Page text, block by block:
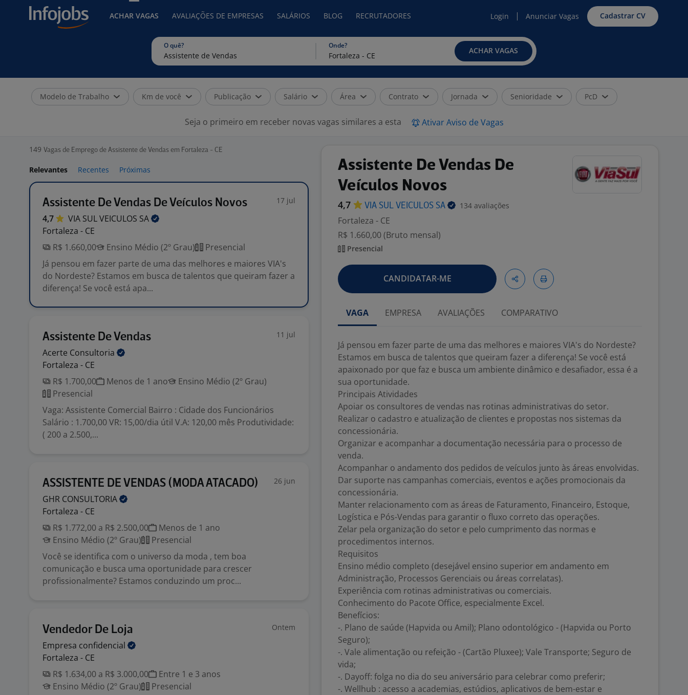
ACHAR VAGAS AVALIAÇÕES DE EMPRESAS SALÁRIOS BLOG RECRUTADORES Login Anunciar Vagas Cadastrar CV
O quê? Onde?
ACHAR VAGAS
Modelo de Trabalho Km de você Publicação Salário Área Contrato Jornada Senioridade PcD
Seja o primeiro em receber novas vagas similares a esta Ativar Aviso de Vagas
149 Vagas de Emprego de Assistente de Vendas em Fortaleza - CE
Relevantes Recentes Próximas
Assistente De Vendas De Veículos Novos 17 jul
4,7 VIA SUL VEICULOS SA
Fortaleza - CE
R$ 1.660,00
Ensino Médio (2º Grau)
Presencial
Já pensou em fazer parte de uma das melhores e maiores VIA's
do Nordeste? Estamos em busca de talentos que queiram fazer a
diferença! Se você está apa...
Assistente De Vendas 11 jul
Acerte Consultoria
Fortaleza - CE
R$ 1.700,00
Menos de 1 ano
Ensino Médio (2º Grau)
Presencial
Vaga: Assistente Comercial Bairro : Cidade dos Funcionários
Salário : 1.700,00 VR: 15,00/dia útil V.A: 120,00 mês Produtividade:
( 200 a 2.500,...
ASSISTENTE DE VENDAS (MODA ATACADO) 26 jun
GHR CONSULTORIA
Fortaleza - CE
R$ 1.772,00 a R$ 2.500,00
Menos de 1 ano
Ensino Médio (2º Grau)
Presencial
Você se identifica com o universo da moda , tem boa
comunicação e busca uma oportunidade para crescer
profissionalmente? Estamos conduzindo um proc...
Vendedor De Loja Ontem
Empresa confidencial
Fortaleza - CE
R$ 1.634,00 a R$ 3.000,00
Entre 1 e 3 anos
Ensino Médio (2º Grau)
Presencial
Assistente De Vendas De
Veículos Novos
4,7 VIA SUL VEICULOS SA 134 avaliações
Fortaleza - CE
R$ 1.660,00 (Bruto mensal)
Presencial
CANDIDATAR-ME
VAGA EMPRESA AVALIAÇÕES COMPARATIVO
Já pensou em fazer parte de uma das melhores e maiores VIA's do Nordeste?
Estamos em busca de talentos que queiram fazer a diferença! Se você está
apaixonado por que faz e busca um ambiente dinâmico e desafiador, essa é a
sua oportunidade.
Principais Atividades
Apoiar os consultores de vendas nas rotinas administrativas do setor.
Realizar o cadastro e atualização de clientes e propostas nos sistemas da
concessionária.
Organizar e acompanhar a documentação necessária para o processo de
venda.
Acompanhar o andamento dos pedidos de veículos junto às áreas envolvidas.
Dar suporte nas campanhas comerciais, eventos e ações promocionais da
concessionária.
Manter relacionamento com as áreas de Faturamento, Financeiro, Estoque,
Logística e Pós-Vendas para garantir o fluxo correto das operações.
Zelar pela organização do setor e pelo cumprimento das normas e
procedimentos internos.
Requisitos
Ensino médio completo (desejável ensino superior em andamento em
Administração, Processos Gerenciais ou áreas correlatas).
Experiência com rotinas administrativas ou comerciais.
Conhecimento do Pacote Office, especialmente Excel.
Benefícios:
-. Plano de saúde (Hapvida ou Amil); Plano odontológico - (Hapvida ou Porto
Seguro);
-. Vale alimentação ou refeição - (Cartão Pluxee); Vale Transporte; Seguro de
vida;
-. Dayoff: folga no dia do seu aniversário para celebrar como preferir;
-. Wellhub : acesso a academias, estúdios, aplicativos de bem-estar e